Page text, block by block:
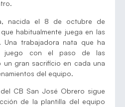
nacida el 8 de octubre de
habitualmente juega en las
Una trabajadora nata que ha
juego con el paso de las
un gran sacrificio en cada una
del equipo.
CB San José Obrero sigue
de la plantilla del equipo